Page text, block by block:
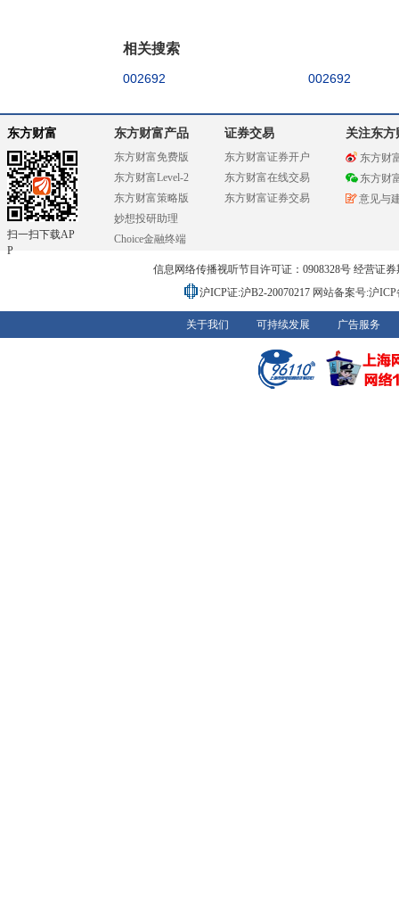
相关搜索
002692 002692
东方财富
扫一扫下载AP
P
东方财富产品
东方财富免费版
东方财富Level-2
东方财富策略版
妙想投研助理
Choice金融终端
证券交易
东方财富证券开户
东方财富在线交易
东方财富证券交易
关注东方
东方财
东方财
意见与
信息网络传播视听节目许可证：0908328号 经营证
沪ICP证:沪B2-20070217 网站备案号:沪
关于我们 可持续发展 广告服务